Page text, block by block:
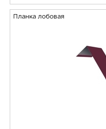
Планка лобовая